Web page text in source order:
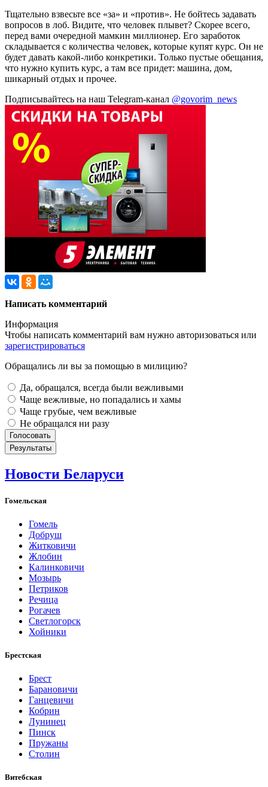
Тщательно взвесьте все «за» и «против». Не бойтесь задавать
вопросов в лоб. Видите, что человек плывет? Скорее всего,
перед вами очередной мамкин миллионер. Его заработок
складывается с количества человек, которые купят курс. Он не
будет давать какой-либо конкретики. Только пустые обещания,
что нужно купить курс, а там все придет: машина, дом,
шикарный отдых и прочее.
Подписывайтесь на наш Telegram-канал @govorim_news
Написать комментарий
Информация
Чтобы написать комментарий вам нужно авторизоваться или
зарегистрироваться
Обращались ли вы за помощью в милицию?
Да, обращался, всегда были вежливыми
Чаще вежливые, но попадались и хамы
Чаще грубые, чем вежливые
Не обращался ни разу
Новости Беларуси
Гомельская
Гомель
Добруш
Житковичи
Жлобин
Калинковичи
Мозырь
Петриков
Речица
Рогачев
Светлогорск
Хойники
Брестская
Брест
Барановичи
Ганцевичи
Кобрин
Лунинец
Пинск
Пружаны
Столин
Витебская